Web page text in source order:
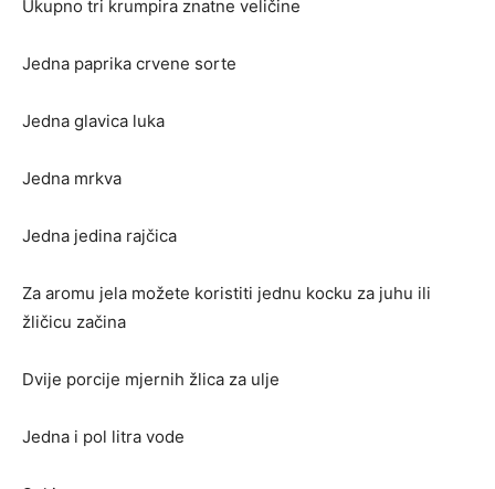
Ukupno tri krumpira znatne veličine
Jedna paprika crvene sorte
Jedna glavica luka
Jedna mrkva
Jedna jedina rajčica
Za aromu jela možete koristiti jednu kocku za juhu ili
žličicu začina
Dvije porcije mjernih žlica za ulje
Jedna i pol litra vode